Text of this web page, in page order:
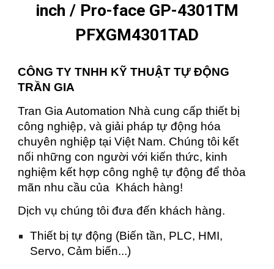
inch / Pro-face GP-4301TM
PFXGM4301TAD
CÔNG TY TNHH KỸ THUẬT TỰ ĐỘNG
TRẦN GIA
Tran Gia Automation Nhà cung cấp thiết bị
công nghiệp, và giải pháp tự động hóa
chuyên nghiệp tại Việt Nam. Chúng tôi kết
nối những con người với kiến thức, kinh
nghiệm kết hợp công nghệ tự động để thỏa
mãn nhu cầu của Khách hàng!
Dịch vụ chúng tôi đưa đến khách hàng.
Thiết bị tự động (Biến tần, PLC, HMI,
Servo, Cảm biến...)